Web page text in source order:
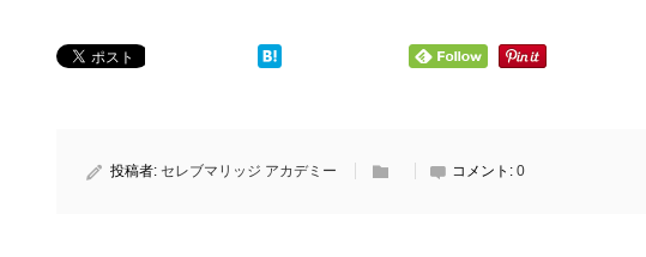
投稿者: セレブマリッジ アカデミー コメント: 0